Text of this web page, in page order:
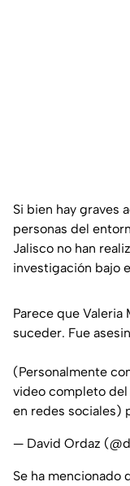
Si bien hay graves
personas del
Jalisco no han
investigación bajo
Parece que
suceder. Fue
(Personalmente
video completo
en redes sociales)
— David Ordaz
Se ha mencionado